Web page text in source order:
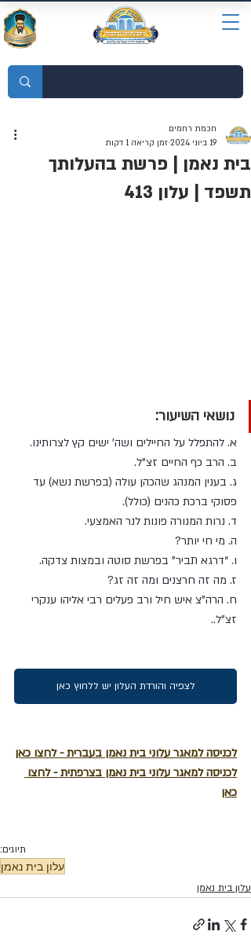
בית נאמן | פרשת בהעלותך
תשפד | עלון 413
חכמת רחמים
19 ביוני 2024
זמן קריאה 1 דקות
נושאי השיעור:
א. להתפלל על החיילים ושה’ ישים קץ לצרותינו.
ב. הרב כף החיים זצ”ל.
ג. בענין המנהג שהכהן עולה (בפרשת נשא) עד
פסוקי ברכת כהנים (כולל).
ד. נרות המנורה פונות לנר האמצעי.
ה. מי חי יותר?
ו. “דרגא תביר” בפרשת סוטה ובמצות צדקה.
ז. מה זה חרצנים ומה זה זג?
ח. הרה”צ איש חיל ורב פעלים רבי אליהו ענקרי
זצ”ל..
לצפיה והורדת העלון יש ללחוץ כאן
לכניסה למאגר עלוני בית נאמן בעברית - לחצו כאן
לכניסה למאגר עלוני בית נאמן בצרפתית - לחצו
כאן
תיוגים:
עלון בית נאמן
עלון בית נאמן